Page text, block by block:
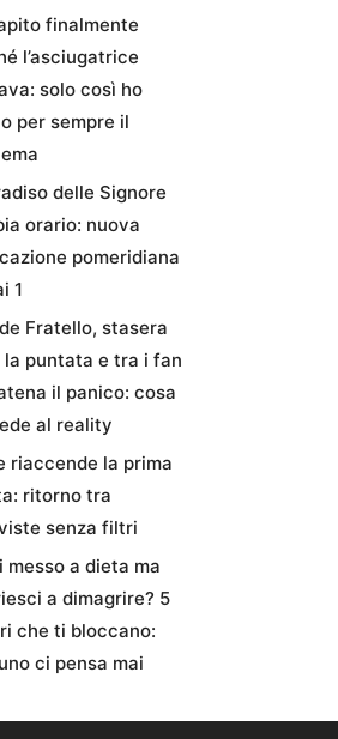
finalmente
l’asciugatrice
solo così ho
per sempre il
delle Signore
orario: nuova
pomeridiana
1
Fratello, stasera
la puntata e tra i fan
il panico: cosa
al reality
riaccende la prima
ritorno tra
senza filtri
messo a dieta ma
a dimagrire? 5
che ti bloccano:
ci pensa mai